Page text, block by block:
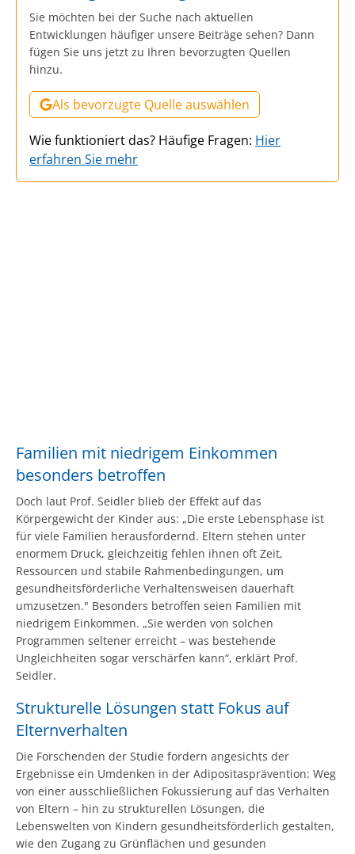
Sie möchten bei der Suche nach aktuellen
Entwicklungen häufiger unsere Beiträge sehen? Dann
fügen Sie uns jetzt zu Ihren bevorzugten Quellen
hinzu.
Als bevorzugte Quelle auswählen
Wie funktioniert das? Häufige Fragen: Hier
erfahren Sie mehr
Familien mit niedrigem Einkommen
besonders betroffen
Doch laut Prof. Seidler blieb der Effekt auf das
Körpergewicht der Kinder aus: „Die erste Lebensphase ist
für viele Familien herausfordernd. Eltern stehen unter
enormem Druck, gleichzeitig fehlen ihnen oft Zeit,
Ressourcen und stabile Rahmenbedingungen, um
gesundheitsförderliche Verhaltensweisen dauerhaft
umzusetzen." Besonders betroffen seien Familien mit
niedrigem Einkommen. „Sie werden von solchen
Programmen seltener erreicht – was bestehende
Ungleichheiten sogar verschärfen kann“, erklärt Prof.
Seidler.
Strukturelle Lösungen statt Fokus auf
Elternverhalten
Die Forschenden der Studie fordern angesichts der
Ergebnisse ein Umdenken in der Adipositasprävention: Weg
von einer ausschließlichen Fokussierung auf das Verhalten
von Eltern – hin zu strukturellen Lösungen, die
Lebenswelten von Kindern gesundheitsförderlich gestalten,
wie den Zugang zu Grünflächen und gesunden